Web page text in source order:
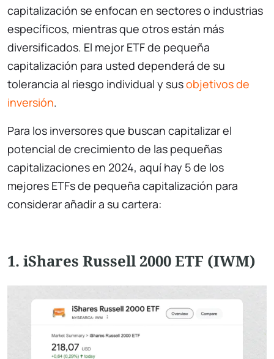
capitalización se enfocan en sectores o industrias
específicos, mientras que otros están más
diversificados. El mejor ETF de pequeña
capitalización para usted dependerá de su
tolerancia al riesgo individual y susobjetivos de
inversión.
Para los inversores que buscan capitalizar el
potencial de crecimiento de las pequeñas
capitalizaciones en 2024, aquí hay 5 de los
mejores ETFs de pequeña capitalización para
considerar añadir a su cartera:
1. iShares Russell 2000 ETF (IWM)